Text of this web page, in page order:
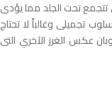
تتجمع تحت الجلد مما يؤدى
تجميلى وغالباً لا تحتاج
عكس الغرز الآخري التى